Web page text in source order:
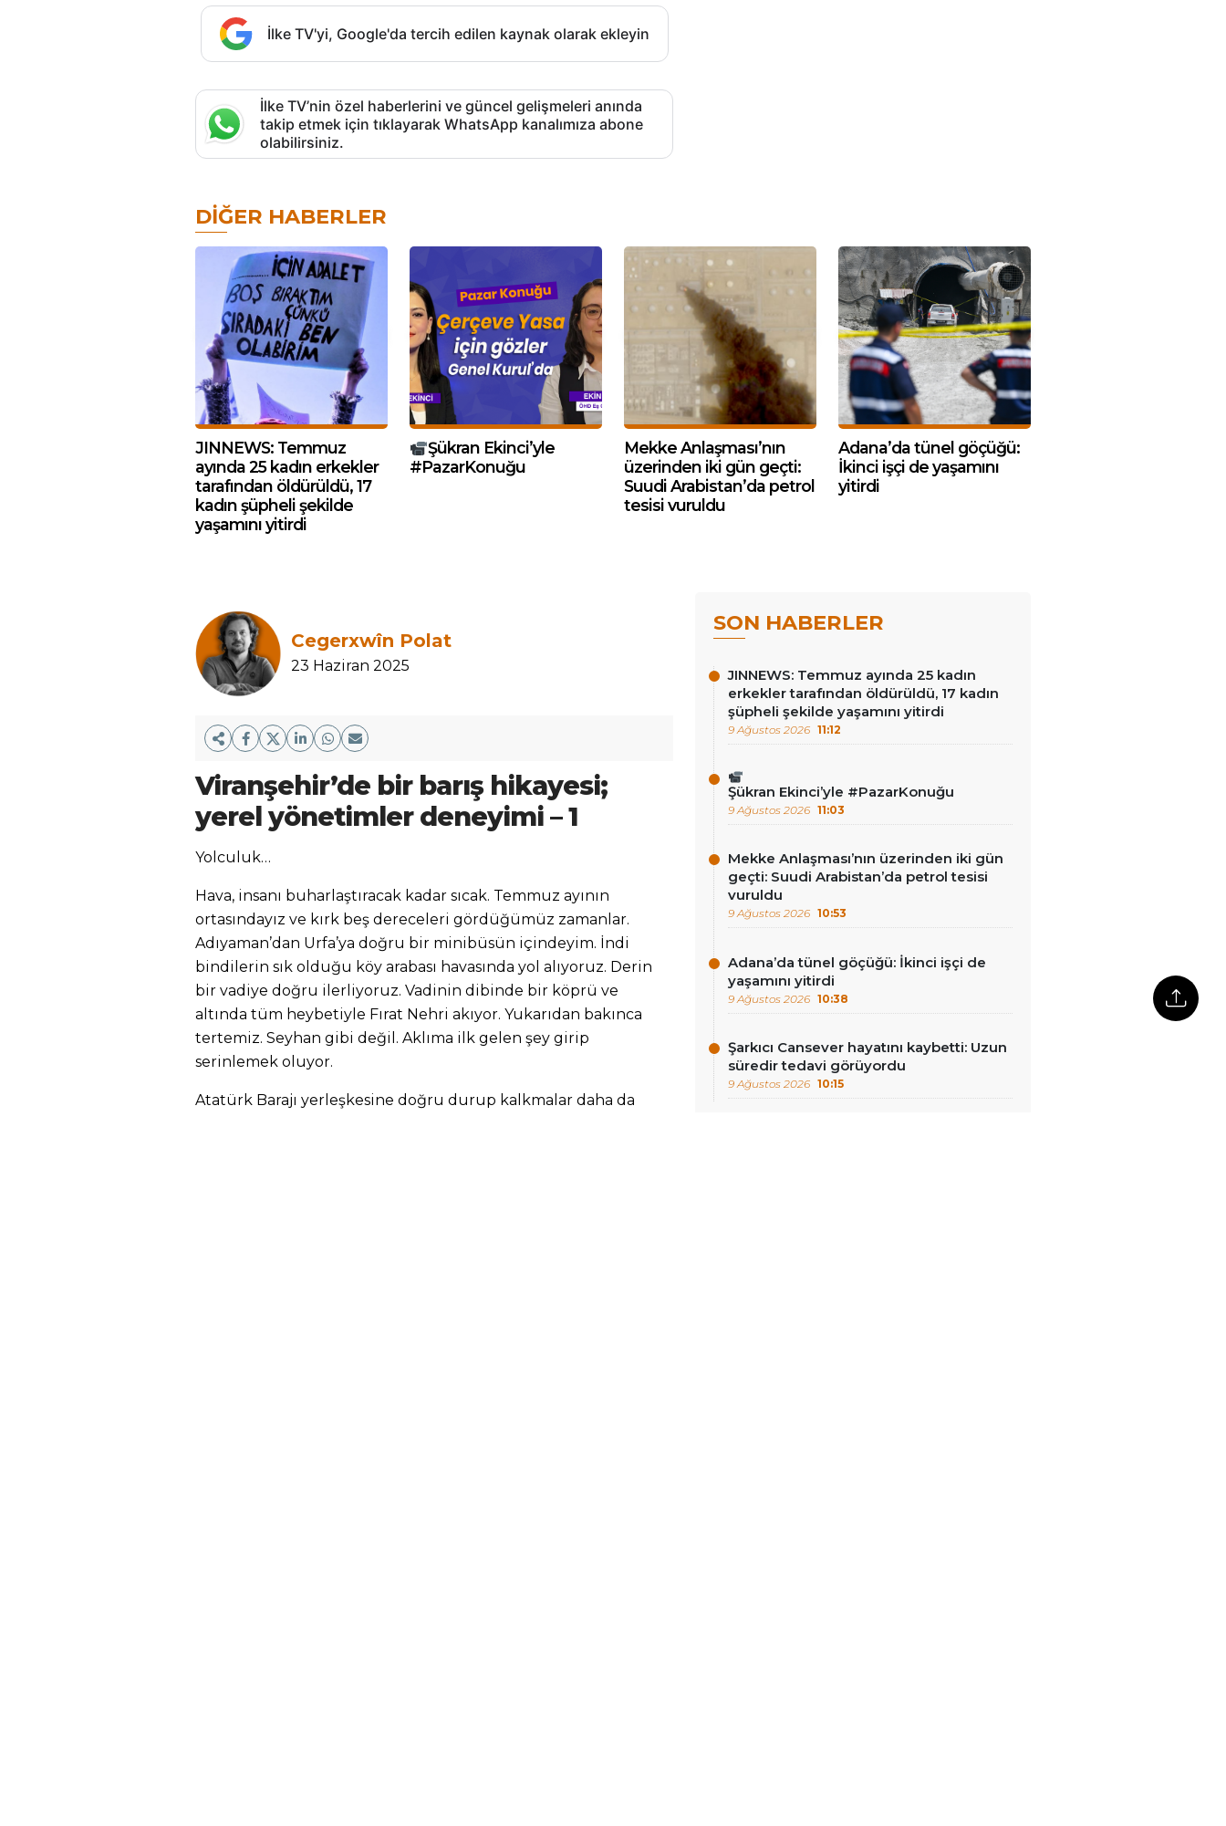
İlke TV'yi, Google'da tercih edilen kaynak olarak ekleyin
İlke TV’nin özel haberlerini ve güncel gelişmeleri anında
takip etmek için tıklayarak WhatsApp kanalımıza abone
olabilirsiniz.
DIĞER HABERLER
JINNEWS: Temmuz
ayında 25 kadın erkekler
tarafından öldürüldü, 17
kadın şüpheli şekilde
yaşamını yitirdi
Şükran Ekinci’yle
#PazarKonuğu
Mekke Anlaşması’nın
üzerinden iki gün geçti:
Suudi Arabistan’da petrol
tesisi vuruldu
Adana’da tünel göçüğü:
İkinci işçi de yaşamını
yitirdi
Cegerxwîn Polat
23 Haziran 2025
Viranşehir’de bir barış hikayesi;
yerel yönetimler deneyimi – 1
Yolculuk…
Hava, insanı buharlaştıracak kadar sıcak. Temmuz ayının
ortasındayız ve kırk beş dereceleri gördüğümüz zamanlar.
Adıyaman’dan Urfa’ya doğru bir minibüsün içindeyim. İndi
bindilerin sık olduğu köy arabası havasında yol alıyoruz. Derin
bir vadiye doğru ilerliyoruz. Vadinin dibinde bir köprü ve
altında tüm heybetiyle Fırat Nehri akıyor. Yukarıdan bakınca
tertemiz. Seyhan gibi değil. Aklıma ilk gelen şey girip
serinlemek oluyor.
Atatürk Barajı yerleşkesine doğru durup kalkmalar daha da
SON HABERLER
JINNEWS: Temmuz ayında 25 kadın
erkekler tarafından öldürüldü, 17 kadın
şüpheli şekilde yaşamını yitirdi
9 Ağustos 2026 11:12
Şükran Ekinci’yle #PazarKonuğu
9 Ağustos 2026 11:03
Mekke Anlaşması’nın üzerinden iki gün
geçti: Suudi Arabistan’da petrol tesisi
vuruldu
9 Ağustos 2026 10:53
Adana’da tünel göçüğü: İkinci işçi de
yaşamını yitirdi
9 Ağustos 2026 10:38
Şarkıcı Cansever hayatını kaybetti: Uzun
süredir tedavi görüyordu
9 Ağustos 2026 10:15